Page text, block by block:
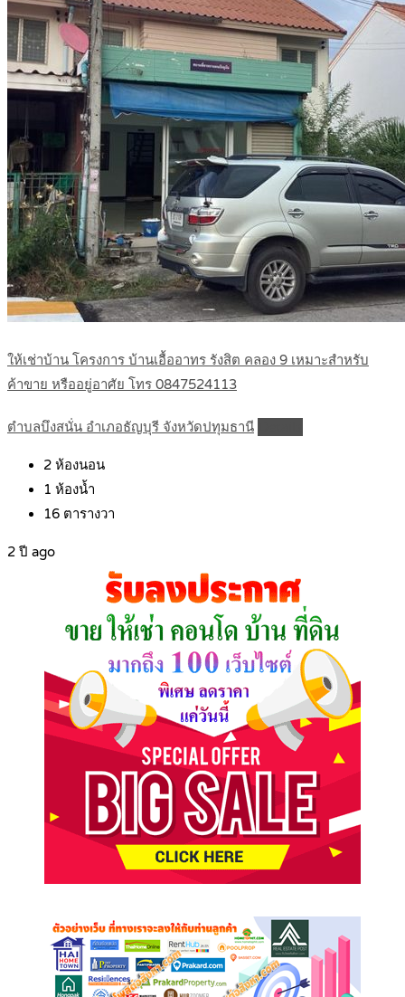
ให้เช่าบ้าน โครงการ บ้านเอื้ออาทร รังสิต คลอง 9 เหมาะสำหรับ
ค้าขาย หรืออยู่อาศัย โทร 0847524113
ตำบลบึงสนั่น อำเภอธัญบุรี จังหวัดปทุมธานี
2 ห้องนอน
1 ห้องน้ำ
16 ตารางวา
2 ปี ago